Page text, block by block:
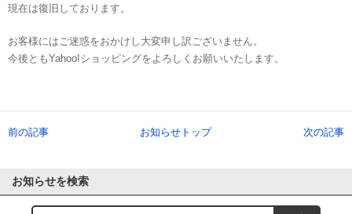
現在は復旧しております。
お客様にはご迷惑をおかけし大変申し訳ございません。
今後ともYahoo!ショッピングをよろしくお願いいたします。
前の記事 お知らせトップ 次の記事
お知らせを検索